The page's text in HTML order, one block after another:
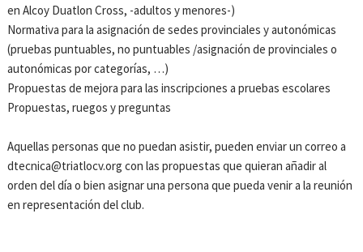
en Alcoy Duatlon Cross, -adultos y menores-)
Normativa para la asignación de sedes provinciales y autonómicas
(pruebas puntuables, no puntuables /asignación de provinciales o
autonómicas por categorías, …)
Propuestas de mejora para las inscripciones a pruebas escolares
Propuestas, ruegos y preguntas
Aquellas personas que no puedan asistir, pueden enviar un correo a
dtecnica@triatlocv.org con las propuestas que quieran añadir al
orden del día o bien asignar una persona que pueda venir a la reunión
en representación del club.